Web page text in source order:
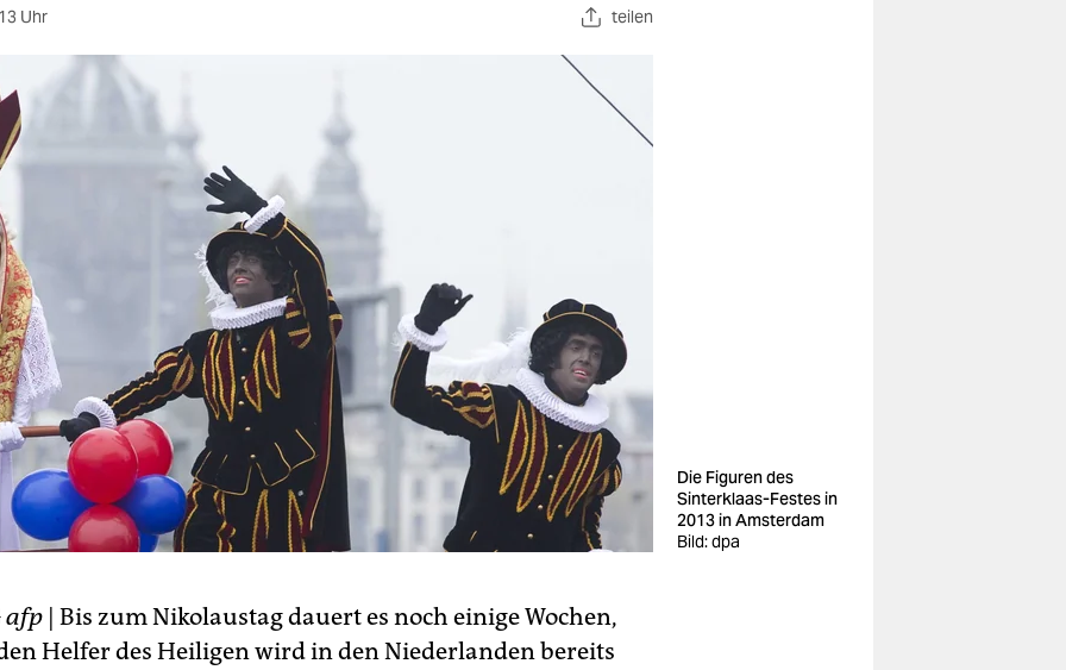
Uhr teilen
Die Figuren des
Sinterklaas-Festes in
2013 in Amsterdam
Bild: dpa
afp | Bis zum Nikolaustag dauert es noch einige Wochen,
Helfer des Heiligen wird in den Niederlanden bereits